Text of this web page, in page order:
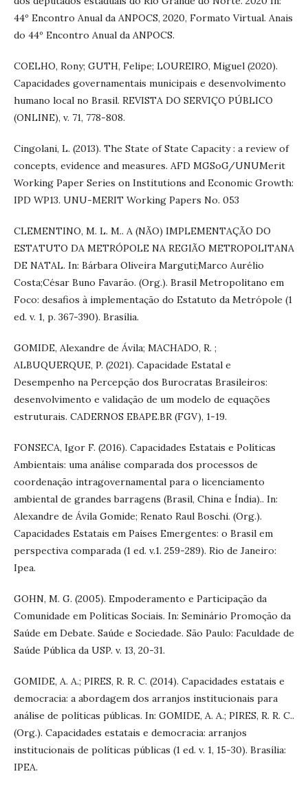
44º Encontro Anual da ANPOCS, 2020, Formato Virtual. Anais
do 44º Encontro Anual da ANPOCS.
COELHO, Rony; GUTH, Felipe; LOUREIRO, Miguel (2020).
Capacidades governamentais municipais e desenvolvimento
humano local no Brasil. REVISTA DO SERVIÇO PÚBLICO
(ONLINE), v. 71, 778-808.
Cingolani, L. (2013). The State of State Capacity : a review of
concepts, evidence and measures. AFD MGSoG/UNUMerit
Working Paper Series on Institutions and Economic Growth:
IPD WP13. UNU-MERIT Working Papers No. 053
CLEMENTINO, M. L. M.. A (NÃO) IMPLEMENTAÇÃO DO
ESTATUTO DA METRÓPOLE NA REGIÃO METROPOLITANA
DE NATAL. In: Bárbara Oliveira Marguti;Marco Aurélio
Costa;César Buno Favarão. (Org.). Brasil Metropolitano em
Foco: desafios à implementação do Estatuto da Metrópole (1
ed. v. 1, p. 367-390). Brasília.
GOMIDE, Alexandre de Ávila; MACHADO, R. ;
ALBUQUERQUE, P. (2021). Capacidade Estatal e
Desempenho na Percepção dos Burocratas Brasileiros:
desenvolvimento e validação de um modelo de equações
estruturais. CADERNOS EBAPE.BR (FGV), 1-19.
FONSECA, Igor F. (2016). Capacidades Estatais e Políticas
Ambientais: uma análise comparada dos processos de
coordenação intragovernamental para o licenciamento
ambiental de grandes barragens (Brasil, China e Índia).. In:
Alexandre de Ávila Gomide; Renato Raul Boschi. (Org.).
Capacidades Estatais em Países Emergentes: o Brasil em
perspectiva comparada (1 ed. v.1. 259-289). Rio de Janeiro:
Ipea.
GOHN, M. G. (2005). Empoderamento e Participação da
Comunidade em Políticas Sociais. In: Seminário Promoção da
Saúde em Debate. Saúde e Sociedade. São Paulo: Faculdade de
Saúde Pública da USP. v. 13, 20-31.
GOMIDE, A. A.; PIRES, R. R. C. (2014). Capacidades estatais e
democracia: a abordagem dos arranjos institucionais para
análise de políticas públicas. In: GOMIDE, A. A.; PIRES, R. R. C..
(Org.). Capacidades estatais e democracia: arranjos
institucionais de políticas públicas (1 ed. v. 1, 15-30). Brasília:
IPEA.